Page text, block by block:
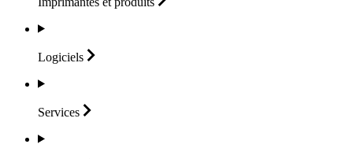
Logiciels
Services